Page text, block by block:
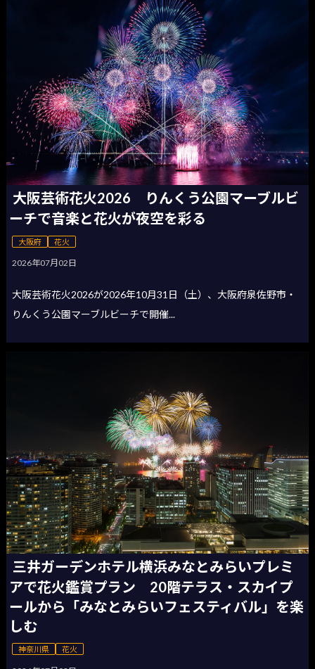
大阪芸術花火2026 りんくう公園マーブルビ
ーチで音楽と花火が夜空を彩る
大阪府 花火
2026年07月02日
大阪芸術花火2026が2026年10月31日（土）、大阪府泉佐野市・
りんくう公園マーブルビーチで開催...
三井ガーデンホテル横浜みなとみらいプレミ
アで花火鑑賞プラン 20階テラス・スカイプ
ールから「みなとみらいフェスティバル」を楽
しむ
神奈川県 花火